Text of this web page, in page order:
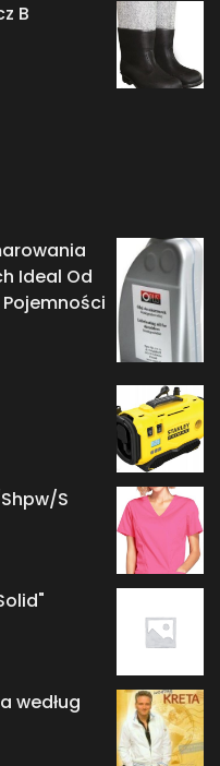
B
Ideal Od
S
według